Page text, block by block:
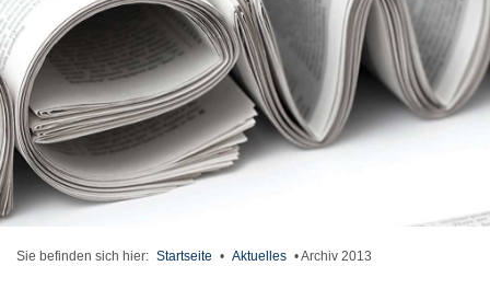
Sie befinden sich hier: Startseite • Aktuelles •Archiv 2013